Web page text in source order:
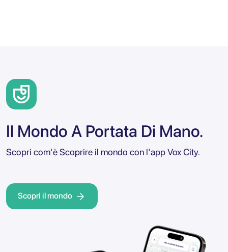
Il Mondo A Portata Di Mano.
Scopri com'è Scoprire il mondo con l'app Vox City.
Scopri il mondo